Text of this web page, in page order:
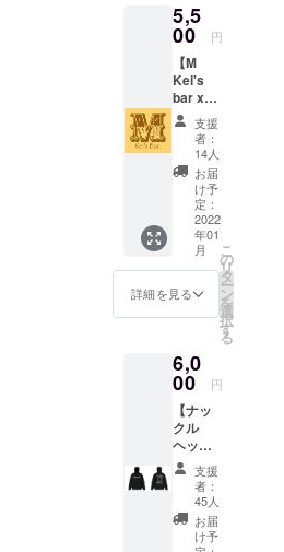
コン
ノ カ
ツヤ
(RIFFA
NA、
BIKEB
OX) サ
サキ
ダイメ
イ(DON
KARNA
GE、
MODER
GOODD
AYS)
「Graz
erite」
加藤
ヘイ
(NOT
WONK
、
SADFR
ANK)
加藤マ
サト
(ware
ü) シラ
ハマ
さい。
※支援金
額は、
申し込
み時に
「上乗
せ支
援」が
可能で
す。 も
ちろ
ん、お
気持ち
で構い
ません
が始め
るお店
からの
リター
ン品で
す。
「PIGS
TYオリ
ジナル
ブレン
ド ド
リップ
バッ
グ」 お
湯があ
れば簡
単にい
飲める1
つのド
リップ
バッグ
でお届
けしま
す。 ＜
お店の
紹介＞
『DAD
SON
COFFE
eBlood
Red、
BEAUTi
FUL、
チー
ターズ
マニ
ア、
YOUR
BOYSや
イベン
ト「マ
ンモ
ス」を
主催し
てい
た、タ
るお店
からの
リター
ン品で
す。
「PIGS
TYオリ
ジナル
ブレン
ド
コー
5,5
00 円
【M
Kei's
bar x
PIGSTY
タンブ
ラー】
デザイ
ンは後
日。 商
品画像
が仕上
がり次
第ホー
ムの欄
にて公
開いた
す。 ＜
お店の
紹介＞
『M
Kei's
bar』
PIGSTY
代表沖
野が行
きつけ
のスス
支援
者：
14人
お届
け予
定：
2022
年01
月
詳細を見る
こ
の
リ
タ
ー
ン
を
選
択
す
る
6,0
00 円
【ナッ
クル
ヘッド
パー
カー】
札幌の
ハード
コアパ
支援
者：
45人
お届
け予